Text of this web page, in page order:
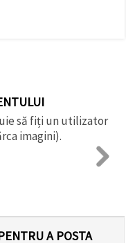
să fiți un utilizator
imagini).
A POSTA